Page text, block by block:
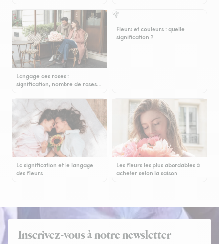
Langage des roses :
signification, nombre de roses…
Fleurs et couleurs : quelle
signification ?
La signification et le langage
des fleurs
Les fleurs les plus abordables à
acheter selon la saison
Inscrivez-vous à notre newsletter